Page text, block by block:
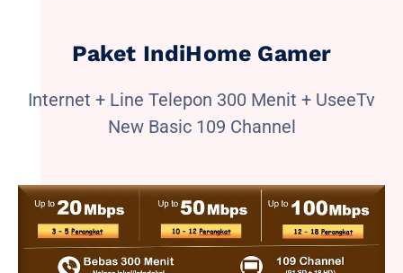
Paket IndiHome Gamer
Internet + Line Telepon 300 Menit + UseeTv
New Basic 109 Channel